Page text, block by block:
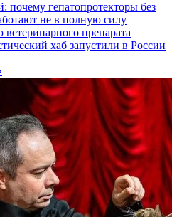
почему гепатопротекторы без
не в полную силу
препарата
хаб запустили в России